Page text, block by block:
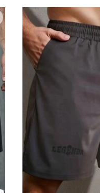
шорты и футболки
оптимальный
приемов и маневров.
все самое
цветов, рашгарды,
и
в онлайн режиме
начинающим и